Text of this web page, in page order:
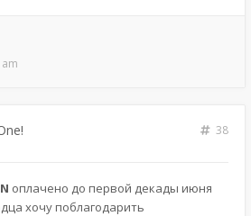
38
оплачено до первой декады июня
хочу поблагодарить